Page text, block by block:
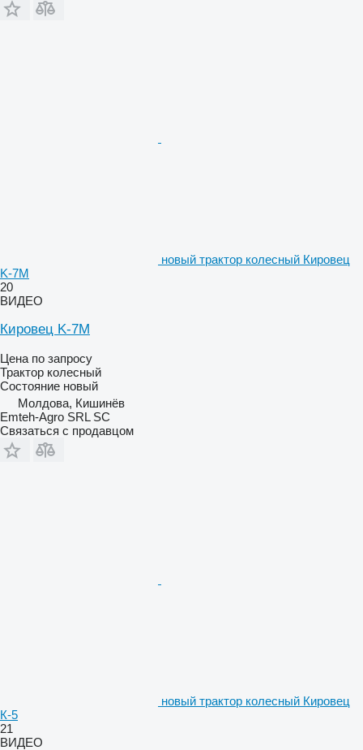
новый трактор колесный Кировец
K-7M
20
ВИДЕО
Кировец K-7M
Цена по запросу
Трактор колесный
Состояние новый
Молдова, Кишинёв
Emteh-Agro SRL SC
Связаться с продавцом
новый трактор колесный Кировец
К-5
21
ВИДЕО